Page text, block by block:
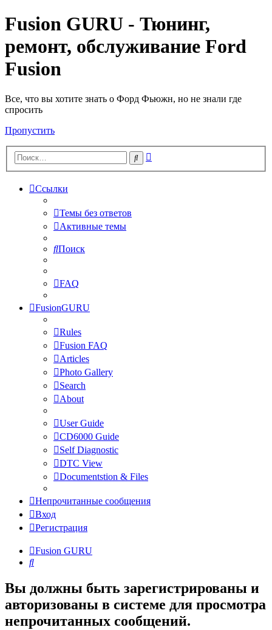
Fusion GURU - Тюнинг,
ремонт, обслуживание Ford
Fusion
Все, что вы хотите знать о Форд Фьюжн, но не знали где
спросить
Пропустить
Поиск
Ссылки
Темы без ответов
Активные темы
Поиск
FAQ
FusionGURU
Rules
Fusion FAQ
Articles
Photo Gallery
Search
About
User Guide
CD6000 Guide
Self Diagnostic
DTC View
Documentstion & Files
Непрочитанные сообщения
Вход
Регистрация
Fusion GURU
Поиск
Вы должны быть зарегистрированы и
авторизованы в системе для просмотра
непрочитанных сообщений.